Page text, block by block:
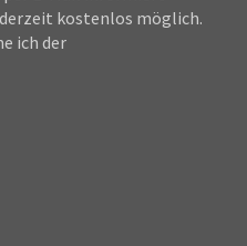
kostenlos möglich.
ich der